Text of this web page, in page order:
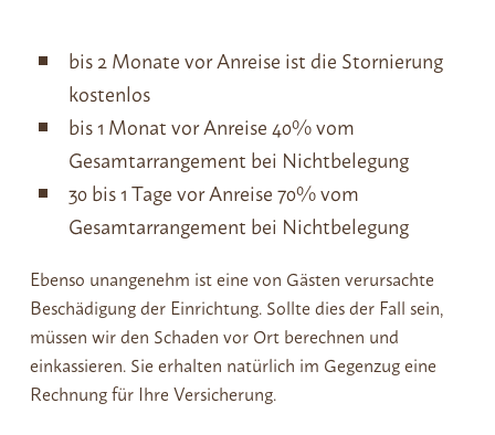
bis 2 Monate vor Anreise ist die Stornierung
kostenlos
bis 1 Monat vor Anreise 40% vom
Gesamtarrangement bei Nichtbelegung
30 bis 1 Tage vor Anreise 70% vom
Gesamtarrangement bei Nichtbelegung
Ebenso unangenehm ist eine von Gästen verursachte
Beschädigung der Einrichtung. Sollte dies der Fall sein,
müssen wir den Schaden vor Ort berechnen und
einkassieren. Sie erhalten natürlich im Gegenzug eine
Rechnung für Ihre Versicherung.